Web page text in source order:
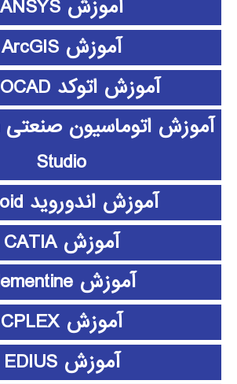
آموزش ANSYS
آموزش ArcGIS
آموزش اتوکد AUTOCAD
Studio
آموزش اندوروید android
آموزش CATIA
آموزش clementine
آموزش CPLEX
آموزش EDIUS